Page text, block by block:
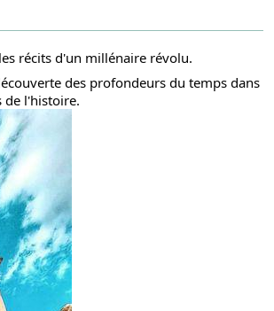
récits d'un millénaire révolu.
des profondeurs du temps dans
de l'histoire.